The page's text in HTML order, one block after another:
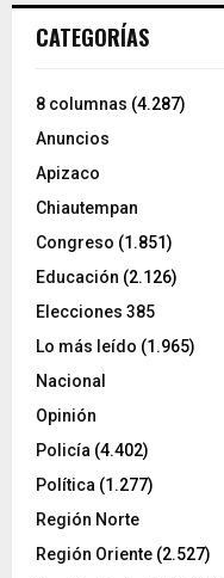
CATEGORÍAS
8 columnas (4.287)
Anuncios
Apizaco
Chiautempan
Congreso (1.851)
Educación (2.126)
Elecciones 385
Lo más leído (1.965)
Nacional
Opinión
Policía (4.402)
Política (1.277)
Región Norte
Región Oriente (2.527)